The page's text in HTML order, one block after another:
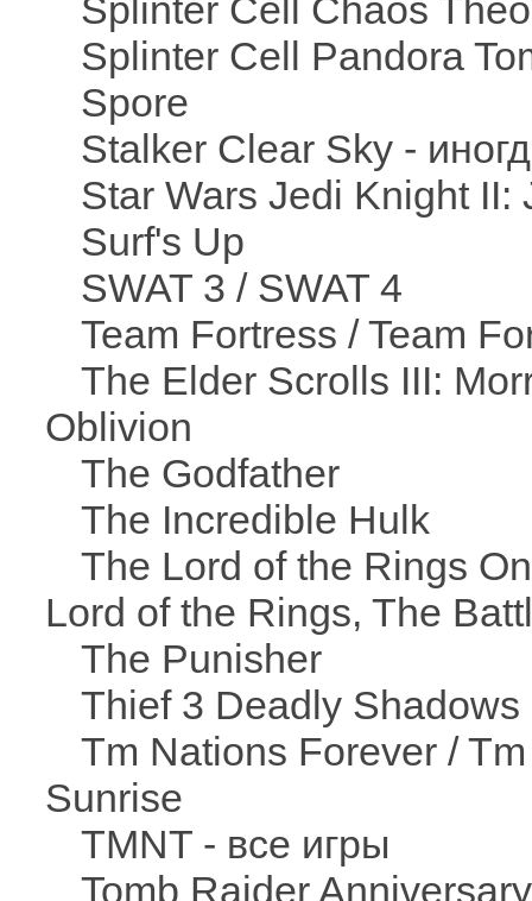
Splinter Cell Chaos
Splinter Cell Pandora
Spore
Stalker Clear Sky -
Star Wars Jedi Knight II:
Surf's Up
SWAT 3 / SWAT 4
Team Fortress / Team
The Elder Scrolls III:
Oblivion
The Godfather
The Incredible Hulk
The Lord of the Rings
Lord of the Rings, The
The Punisher
Thief 3 Deadly Shadows
Tm Nations Forever /
Sunrise
TMNT - все игры
Tomb Raider